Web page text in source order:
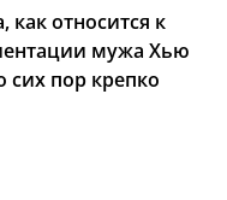
как относится к
мужа Хью
пор крепко